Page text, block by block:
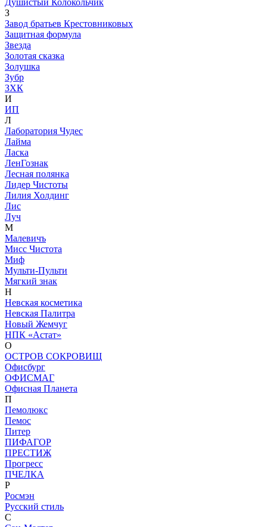
Душистый Колокольчик
З
Завод братьев Крестовниковых
Защитная формула
Звезда
Золотая сказка
Золушка
Зубр
ЗХК
И
ИП
Л
Лаборатория Чудес
Лайма
Ласка
ЛенГознак
Лесная полянка
Лидер Чистоты
Лилия Холдинг
Лис
Луч
М
Малевичъ
Мисс Чистота
Миф
Мульти-Пульти
Мягкий знак
Н
Невская косметика
Невская Палитра
Новый Жемчуг
НПК «Астат»
О
ОСТРОВ СОКРОВИЩ
Офисбург
ОФИСМАГ
Офисная Планета
П
Пемолюкс
Пемос
Питер
ПИФАГОР
ПРЕСТИЖ
Прогресс
ПЧЕЛКА
Р
Росмэн
Русский стиль
С